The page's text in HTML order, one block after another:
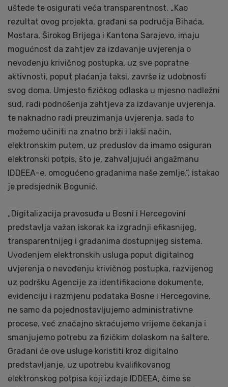
uštede te osigurati veća transparentnost. „Kao
rezultat ovog projekta, građani sa područja Bihaća,
Mostara, Širokog Brijega i Kantona Sarajevo, imaju
mogućnost da zahtjev za izdavanje uvjerenja o
nevođenju krivičnog postupka, uz sve popratne
aktivnosti, poput plaćanja taksi, završe iz udobnosti
svog doma. Umjesto fizičkog odlaska u mjesno nadležni
sud, radi podnošenja zahtjeva za izdavanje uvjerenja,
te naknadno radi preuzimanja uvjerenja, sada to
možemo učiniti na znatno brži i lakši način,
elektronskim putem, uz preduslov da imamo osiguran
elektronski potpis, što je, zahvaljujući angažmanu
IDDEEA-e, omogućeno građanima naše zemlje.“, istakao
je predsjednik Bogunić.
„Digitalizacija pravosuđa u Bosni i Hercegovini
predstavlja važan iskorak ka izgradnji efikasnijeg,
transparentnijeg i građanima dostupnijeg sistema.
Uvođenjem elektronskih usluga poput digitalnog
uvjerenja o nevođenju krivičnog postupka, razvijenog
uz podršku Agencije za identifikacione dokumente,
evidenciju i razmjenu podataka Bosne i Hercegovine,
ne samo da pojednostavljujemo administrativne
procese, već značajno skraćujemo vrijeme čekanja i
smanjujemo potrebu za fizičkim dolaskom na šaltere.
Građani će ove usluge koristiti kroz digitalno
predstavljanje, uz upotrebu kvalifikovanog
elektronskog potpisa koji izdaje IDDEEA, čime se